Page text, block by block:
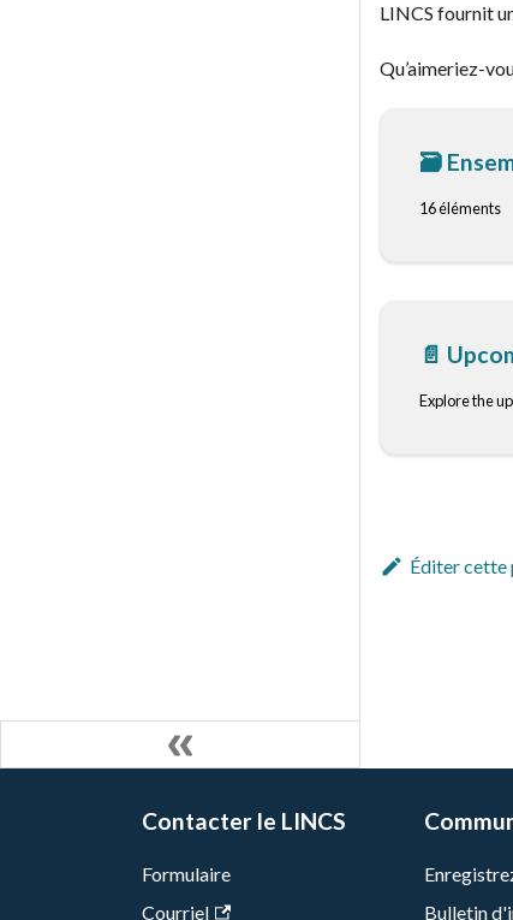
LINCS fournit
Qu’aimeriez-
🗃️
16 éléments
📄️
Éditer cette
Contacter le LINCS
Formulaire
Courriel
Bulletin